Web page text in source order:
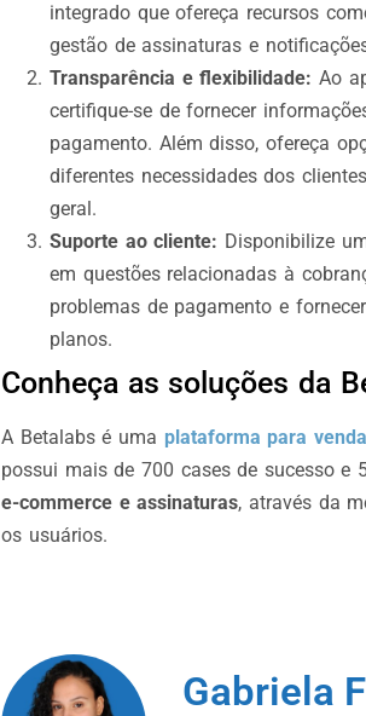
integrado que ofereça recursos
gestão de assinaturas e
Transparência e flexibilidade: Ao
certifique-se de fornecer
pagamento. Além disso, ofereça
diferentes necessidades dos
geral.
Suporte ao cliente: Disponibilize
em questões relacionadas à
problemas de pagamento e
planos.
Conheça as soluções da
A Betalabs é uma plataforma para
possui mais de 700 cases de sucesso
e-commerce e assinaturas, através da
os usuários.
Gabriela